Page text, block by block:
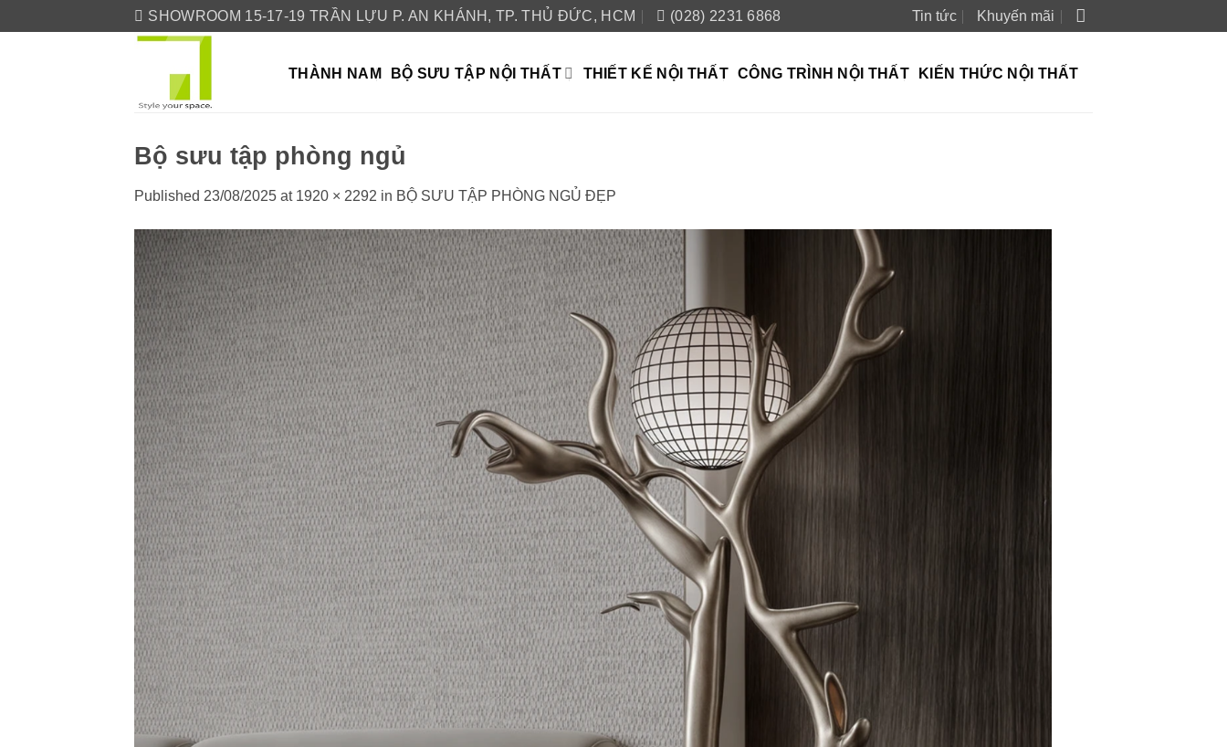
to
SHOWROOM 15-17-19 TRẦN LỰU P. AN KHÁNH, TP. THỦ ĐỨC, HCM (028) 2231 6868 Tin tức Khuyến mãi
THÀNH NAM BỘ SƯU TẬP NỘI THẤT THIẾT KẾ NỘI THẤT CÔNG TRÌNH NỘI THẤT KIẾN THỨC NỘI THẤT
Bộ sưu tập phòng ngủ
Published 23/08/2025 at 1920 × 2292 in BỘ SƯU TẬP PHÒNG NGỦ ĐẸP